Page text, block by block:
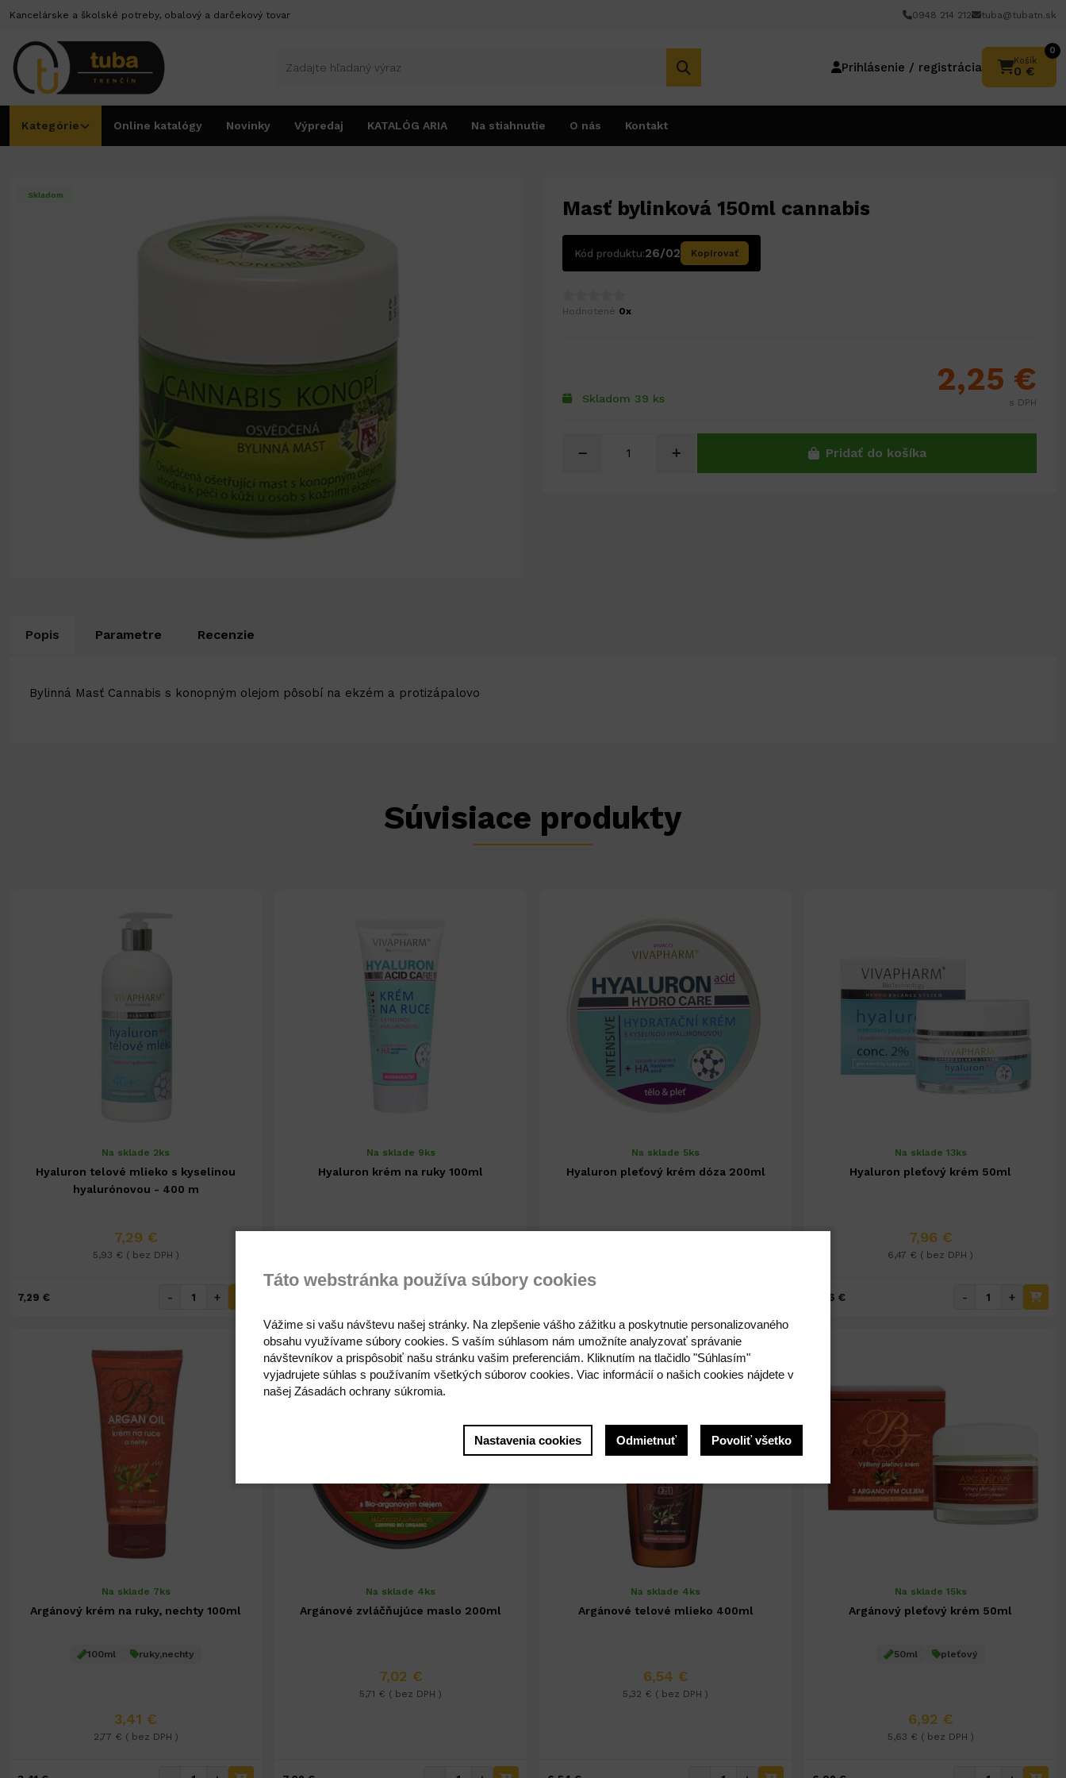
Kancelárske a školské potreby, obalový a darčekový tovar 0948 214 212 tuba@tubatn.sk
Prihlásenie / registrácia Košík
0
0 €
Kategórie Online katalógy Novinky Výpredaj KATALÓG ARIA Na stiahnutie O nás Kontakt
Kozmetika Krémy a bylinné maste Masť bylinková 150ml cannabis
Skladom
Masť bylinková 150ml cannabis
Kód produktu:26/02 Kopírovať
Hodnotené 0x
Skladom 39 ks
2,25 €
s DPH
Pridať do košíka
Popis Parametre Recenzie
Bylinná Masť Cannabis s konopným olejom pôsobí na ekzém a protizápalovo
Súvisiace produkty
Na sklade 2ks
Hyaluron telové mlieko s kyselinou
hyalurónovou - 400 m
7,29 €
5,93 € ( bez DPH )
7,29 € - +
Na sklade 9ks
Hyaluron krém na ruky 100ml
Na sklade 5ks
Hyaluron pleťový krém dóza 200ml
Na sklade 13ks
Hyaluron pleťový krém 50ml
7,96 €
6,47 € ( bez DPH )
7,96 € - +
Na sklade 7ks
Argánový krém na ruky, nechty 100ml
100ml ruky,nechty
3,41 €
2,77 € ( bez DPH )
Na sklade 4ks
Argánové zvláčňujúce maslo 200ml
7,02 €
5,71 € ( bez DPH )
Na sklade 4ks
Argánové telové mlieko 400ml
6,54 €
5,32 € ( bez DPH )
Na sklade 15ks
Argánový pleťový krém 50ml
50ml pleťový
6,92 €
5,63 € ( bez DPH )
Táto webstránka používa súbory cookies
Vážime si vašu návštevu našej stránky. Na zlepšenie vášho zážitku a poskytnutie personalizovaného
obsahu využívame súbory cookies. S vaším súhlasom nám umožníte analyzovať správanie
návštevníkov a prispôsobiť našu stránku vašim preferenciám. Kliknutím na tlačidlo "Súhlasím"
vyjadrujete súhlas s používaním všetkých súborov cookies. Viac informácií o našich cookies nájdete v
našej Zásadách ochrany súkromia.
Nastavenia cookies Odmietnuť Povoliť všetko